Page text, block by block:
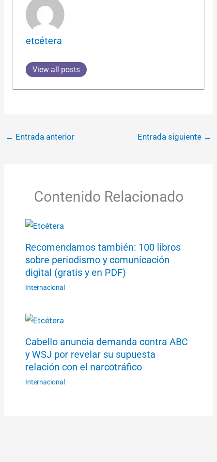
etcétera
View all posts
← Entrada anterior Entrada siguiente →
Contenido Relacionado
Recomendamos también: 100 libros
sobre periodismo y comunicación
digital (gratis y en PDF)
Internacional
Cabello anuncia demanda contra ABC
y WSJ por revelar su supuesta
relación con el narcotráfico
Internacional